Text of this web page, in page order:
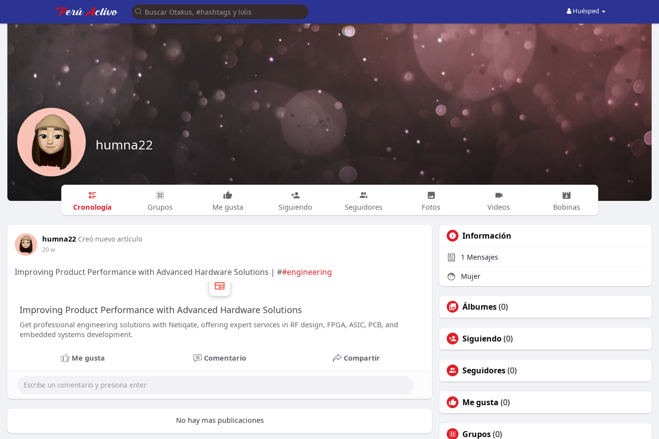
Huésped
humna22
Cronología Grupos Me gusta Siguiendo Seguidores Fotos Videos Bobinas
humna22 Creó nuevo artículo
20 w
Improving Product Performance with Advanced Hardware Solutions | ##engineering
Improving Product Performance with Advanced Hardware Solutions
Get professional engineering solutions with Netiqate, offering expert services in RF design, FPGA, ASIC, PCB, and
embedded systems development.
Me gusta Comentario Compartir
No hay mas publicaciones
Información
1 Mensajes
Mujer
Álbumes(0)
Siguiendo(0)
Seguidores(0)
Me gusta (0)
Grupos(0)